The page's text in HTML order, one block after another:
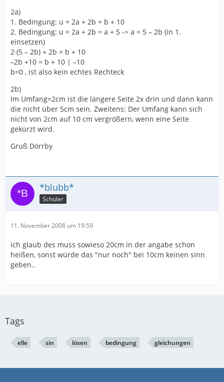
2a)
1. Bedingung: u = 2a + 2b = b + 10
2. Bedingung: u = 2a + 2b = a + 5 -> a = 5 – 2b (in 1.
einsetzen)
2∙(5 – 2b) + 2b = b + 10
–2b +10 = b + 10 | –10
b=0 , ist also kein echtes Rechteck
2b)
Im Umfang=2cm ist die längere Seite 2x drin und dann kann
die nicht über 5cm sein. Zweitens: Der Umfang kann sich
nicht von 2cm auf 10 cm vergrößern, wenn eine Seite
gekürzt wird.
Gruß Dörrby
*blubb*
Schüler
11. November 2008 um 19:59
ich glaub des muss sowieso 20cm in der angabe schon
heißen, sonst würde das "nur noch" bei 10cm keinen sinn
geben..
Tags
elle sin lösen bedingung gleichungen